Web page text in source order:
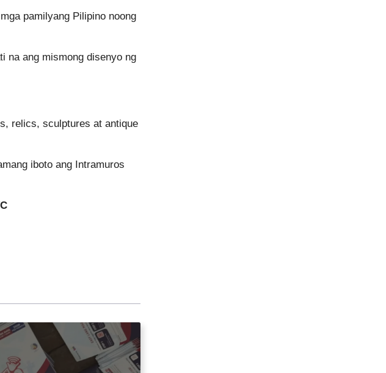
pamilyang Pilipino noong
na ang mismong disenyo ng
relics, sculptures at antique
iboto ang Intramuros